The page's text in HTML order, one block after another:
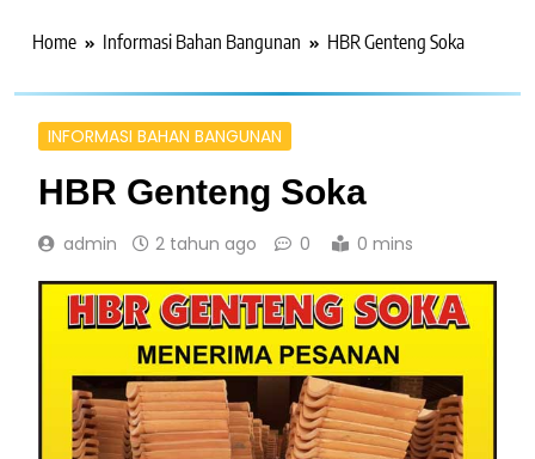
Home Informasi Bahan Bangunan HBR Genteng Soka
INFORMASI BAHAN BANGUNAN
HBR Genteng Soka
admin 2 tahun ago 0 0 mins